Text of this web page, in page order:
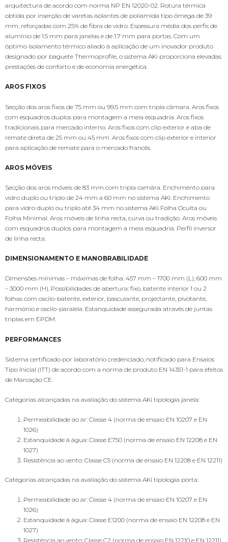
arquitectura de acordo com norma NP EN 12020-02. Rotura térmica
obtida por inserção de varetas isolantes de poliamida tipo ómega de 39
mm, reforçadas com 25% de fibra de vidro. Espessura média dos perfis de
alumínio de 1.5 mm para janelas e de 1.7 mm para portas. Com um
óptimo isolamento térmico aliado à aplicação de um inovador produto
designado por baguete Thermoprofile, o sistema AKi proporciona elevadas
prestações de conforto e de economia energética.
AROS FIXOS
Secção dos aros fixos de 75 mm ou 99.5 mm com tripla câmara. Aros fixos
com esquadros duplos para montagem a meia esquadria. Aros fixos
tradicionais para mercado interno. Aros fixos com clip exterior e aba de
remate direta de 25 mm ou 45 mm. Aros fixos com clip exterior e interior
para aplicação de remate para o mercado francês.
AROS MÓVEIS
Secção dos aros móveis de 83 mm com tripla camâra. Enchimento para
vidro duplo ou triplo de 24 mm a 60 mm no sistema AKi. Enchimento
para vidro duplo ou triplo até 34 mm no sistema AKi Folha Oculta ou
Folha Minimal. Aros móveis de linha recta, curva ou tradição. Aros móveis
com esquadros duplos para montagem a meia esquadria. Perfil inversor
de linha recta.
DIMENSIONAMENTO E MANOBRABILIDADE
Dimensões mínimas – máximas de folha: 457 mm – 1700 mm (L); 600 mm
– 3000 mm (H). Possibilidades de abertura: fixo, batente interior 1 ou 2
folhas com oscilo-batente, exterior, basculante, projectante, pivotante,
harmónio e oscilo-paralela. Estanquidade assegurada através de juntas
triplas em EPDM.
PERFORMANCES
Sistema certificado por laboratório credenciado, notificado para Ensaios
Tipo Inicial (ITT) de acordo com a norma de produto EN 14351-1 para efeitos
de Marcação CE.
Categorias alcançadas na avaliação do sistema AKi tipologia janela:
Permeabilidade ao ar: Classe 4 (norma de ensaio EN 10207 e EN
1026)
Estanquidade à água: Classe E750 (norma de ensaio EN 12208 e EN
1027)
Resistência ao vento: Classe C5 (norma de ensaio EN 12208 e EN 12211)
Categorias alcançadas na avaliação do sistema AKi tipologia porta:
Permeabilidade ao ar: Classe 4 (norma de ensaio EN 10207 e EN
1026)
Estanquidade à água: Classe E1200 (norma de ensaio EN 12208 e EN
1027)
Resistência ao vento: Classe C2 (norma de ensaio EN 12210 e EN 12211)